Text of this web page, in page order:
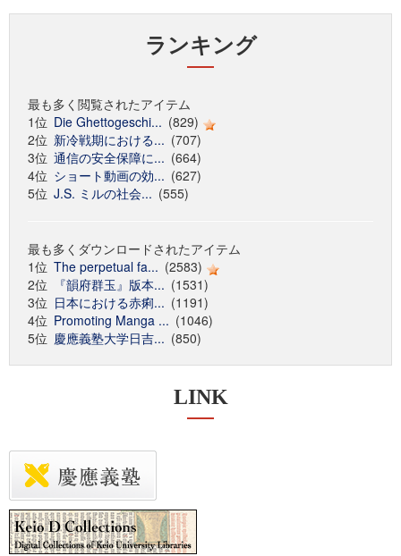
ランキング
最も多く閲覧されたアイテム
1位 Die Ghettogeschi... (829)
2位 新冷戦期における... (707)
3位 通信の安全保障に... (664)
4位 ショート動画の効... (627)
5位 J.S. ミルの社会... (555)
最も多くダウンロードされたアイテム
1位 The perpetual fa... (2583)
2位
『韻府群玉』版本... (1531)
3位 日本における赤痢... (1191)
4位 Promoting Manga ... (1046)
5位 慶應義塾大学日吉... (850)
LINK